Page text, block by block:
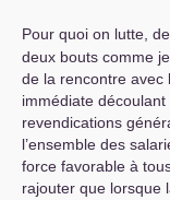
Pour quoi on lutte,
deux bouts comme
de la rencontre avec
immédiate
revendications
l’ensemble des
force favorable à
rajouter que lorsque